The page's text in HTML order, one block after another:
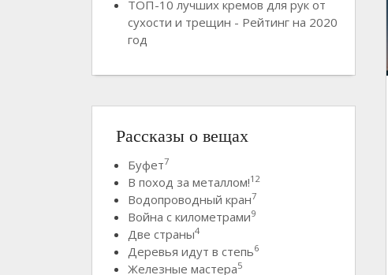
ТОП-10 лучших кремов для рук от
сухости и трещин - Рейтинг на 2020
год
Рассказы о вещах
Буфет7
В поход за металлом!12
Водопроводный кран7
Война с километрами9
Две страны4
Деревья идут в степь6
Железные мастера5